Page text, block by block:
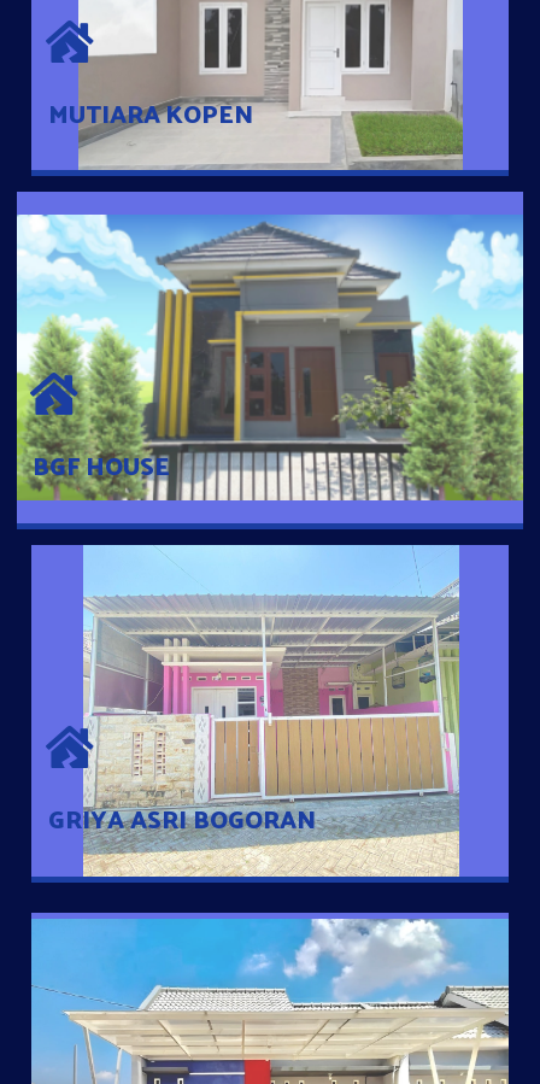
MUTIARA KOPEN
Hunian nyaman dengan suasana pedesaan. 10 menit dari pusat
kota, 2 menit dari Ring Road
BGF HOUSE
BGF HOUSE
Hunian Mewah Pusat Kota dengan fasilitas Free Desain, Dapur,
Parkir Mobil dengan 3 Kamar Tidur dan 2 Kamar Mandi.
GRIYA ASRI BOGORAN
GRIYA ASRI BOGORAN
Desain Modern Minimalis dengan Konsep Rumah Pintar
Sehingga Memudahkan Penghuni mengakses rumahnya
dengan Ponsel
SURYA MADANI SATU